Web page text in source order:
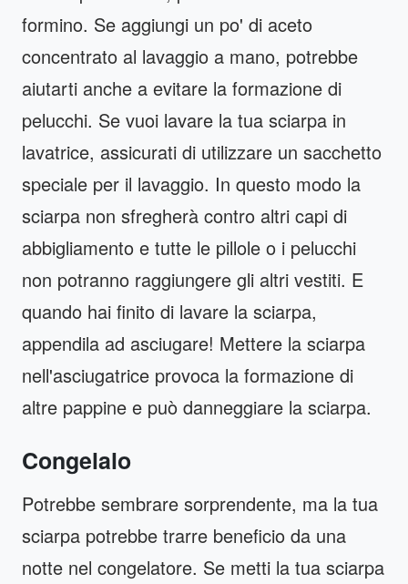
formino. Se aggiungi un po' di aceto
concentrato al lavaggio a mano, potrebbe
aiutarti anche a evitare la formazione di
pelucchi. Se vuoi lavare la tua sciarpa in
lavatrice, assicurati di utilizzare un sacchetto
speciale per il lavaggio. In questo modo la
sciarpa non sfregherà contro altri capi di
abbigliamento e tutte le pillole o i pelucchi
non potranno raggiungere gli altri vestiti. E
quando hai finito di lavare la sciarpa,
appendila ad asciugare! Mettere la sciarpa
nell'asciugatrice provoca la formazione di
altre pappine e può danneggiare la sciarpa.
Congelalo
Potrebbe sembrare sorprendente, ma la tua
sciarpa potrebbe trarre beneficio da una
notte nel congelatore. Se metti la tua sciarpa